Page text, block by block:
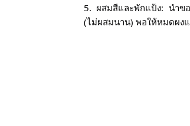
5. ผสมสีและพักแป้ง: นำข
(ไม่ผสมนาน) พอให้หมดผง